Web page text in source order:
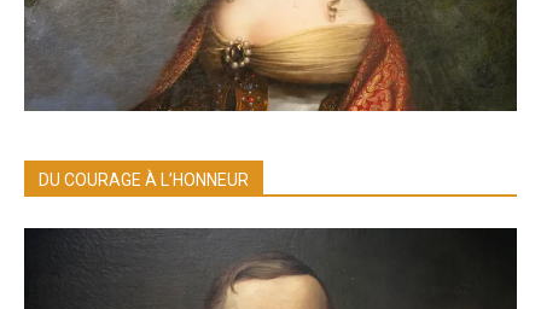
DU COURAGE À L’HONNEUR